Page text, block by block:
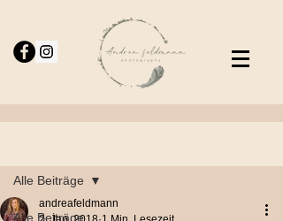
Alle Beiträge
Alle Beiträge
andreafeldmann